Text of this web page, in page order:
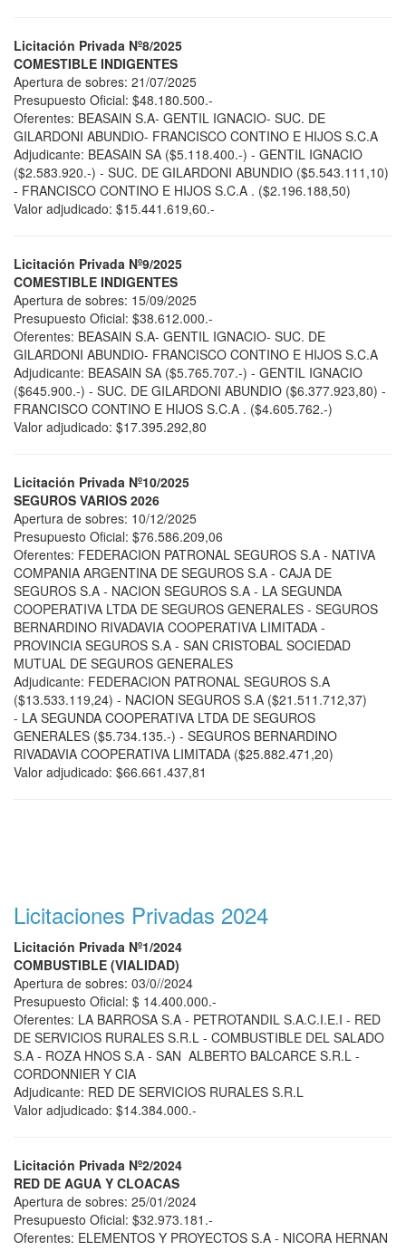
Licitación Privada Nº8/2025
COMESTIBLE INDIGENTES
Apertura de sobres: 21/07/2025
Presupuesto Oficial: $48.180.500.-
Oferentes: BEASAIN S.A- GENTIL IGNACIO- SUC. DE
GILARDONI ABUNDIO- FRANCISCO CONTINO E HIJOS S.C.A
Adjudicante: BEASAIN SA ($5.118.400.-) - GENTIL IGNACIO
($2.583.920.-) - SUC. DE GILARDONI ABUNDIO ($5.543.111,10)
- FRANCISCO CONTINO E HIJOS S.C.A . ($2.196.188,50)
Valor adjudicado: $15.441.619,60.-
Licitación Privada Nº9/2025
COMESTIBLE INDIGENTES
Apertura de sobres: 15/09/2025
Presupuesto Oficial: $38.612.000.-
Oferentes: BEASAIN S.A- GENTIL IGNACIO- SUC. DE
GILARDONI ABUNDIO- FRANCISCO CONTINO E HIJOS S.C.A
Adjudicante: BEASAIN SA ($5.765.707.-) - GENTIL IGNACIO
($645.900.-) - SUC. DE GILARDONI ABUNDIO ($6.377.923,80) -
FRANCISCO CONTINO E HIJOS S.C.A . ($4.605.762.-)
Valor adjudicado: $17.395.292,80
Licitación Privada Nº10/2025
SEGUROS VARIOS 2026
Apertura de sobres: 10/12/2025
Presupuesto Oficial: $76.586.209,06
Oferentes: FEDERACION PATRONAL SEGUROS S.A - NATIVA
COMPANIA ARGENTINA DE SEGUROS S.A - CAJA DE
SEGUROS S.A - NACION SEGUROS S.A - LA SEGUNDA
COOPERATIVA LTDA DE SEGUROS GENERALES - SEGUROS
BERNARDINO RIVADAVIA COOPERATIVA LIMITADA -
PROVINCIA SEGUROS S.A - SAN CRISTOBAL SOCIEDAD
MUTUAL DE SEGUROS GENERALES
Adjudicante: FEDERACION PATRONAL SEGUROS S.A
($13.533.119,24) - NACION SEGUROS S.A ($21.511.712,37)
- LA SEGUNDA COOPERATIVA LTDA DE SEGUROS
GENERALES ($5.734.135.-) - SEGUROS BERNARDINO
RIVADAVIA COOPERATIVA LIMITADA ($25.882.471,20)
Valor adjudicado: $66.661.437,81
Licitaciones Privadas 2024
Licitación Privada Nº1/2024
COMBUSTIBLE (VIALIDAD)
Apertura de sobres: 03/0//2024
Presupuesto Oficial: $ 14.400.000.-
Oferentes: LA BARROSA S.A - PETROTANDIL S.A.C.I.E.I - RED
DE SERVICIOS RURALES S.R.L - COMBUSTIBLE DEL SALADO
S.A - ROZA HNOS S.A - SAN ALBERTO BALCARCE S.R.L -
CORDONNIER Y CIA
Adjudicante: RED DE SERVICIOS RURALES S.R.L
Valor adjudicado: $14.384.000.-
Licitación Privada Nº2/2024
RED DE AGUA Y CLOACAS
Apertura de sobres: 25/01/2024
Presupuesto Oficial: $32.973.181.-
Oferentes: ELEMENTOS Y PROYECTOS S.A - NICORA HERNAN